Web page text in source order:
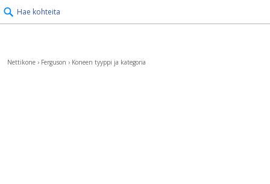
Hae kohteita
Nettikone › Ferguson › Koneen tyyppi ja kategoria